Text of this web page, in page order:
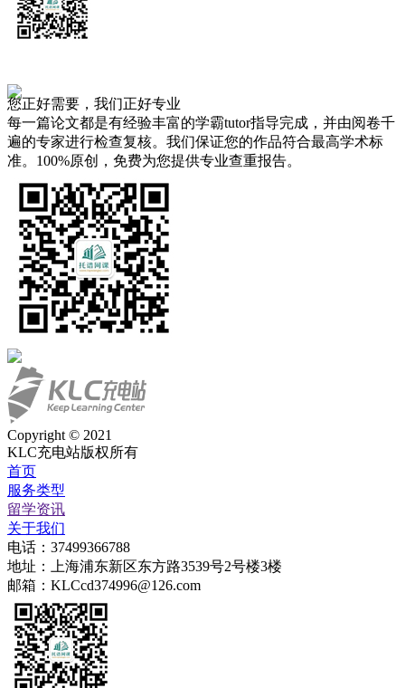
您正好需要，我们正好专业
每一篇论文都是有经验丰富的学霸tutor指导完成，并由阅卷千
遍的专家进行检查复核。我们保证您的作品符合最高学术标
准。100%原创，免费为您提供专业查重报告。
Copyright © 2021
KLC充电站版权所有
首页
服务类型
留学资讯
关于我们
电话：37499366788
地址：上海浦东新区东方路3539号2号楼3楼
邮箱：KLCcd374996@126.com